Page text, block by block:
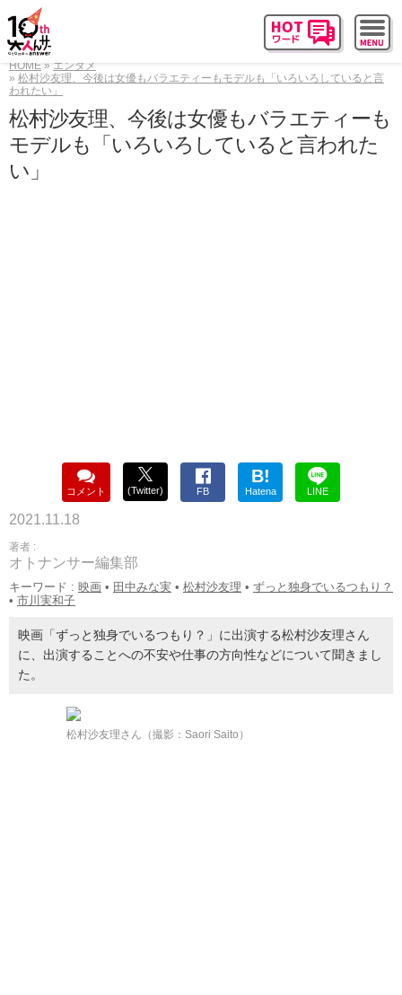
HOME
エンタメ
松村沙友理、今後は女優もバラエティーもモデルも「いろいろしていると言
われたい」
松村沙友理、今後は女優もバラエティーも
モデルも「いろいろしていると言われた
い」
コメント (Twitter) FB
B!
Hatena LINE
2021.11.18
著者 :
オトナンサー編集部
キーワード : 映画 • 田中みな実 • 松村沙友理 • ずっと独身でいるつもり？
• 市川実和子
映画「ずっと独身でいるつもり？」に出演する松村沙友理さん
に、出演することへの不安や仕事の方向性などについて聞きまし
た。
松村沙友理さん（撮影：Saori Saito）